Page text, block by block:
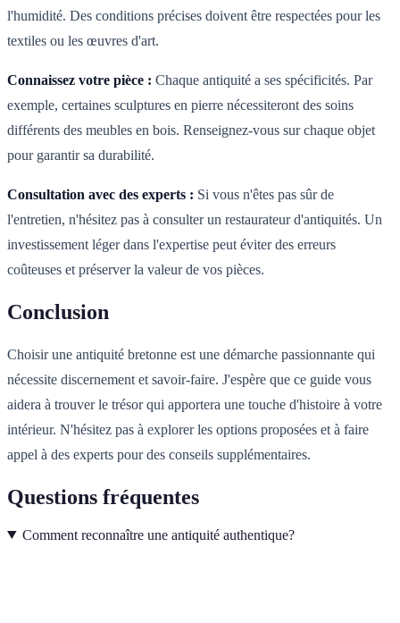
l'humidité. Des conditions précises doivent être respectées pour les
textiles ou les œuvres d'art.
Connaissez votre pièce : Chaque antiquité a ses spécificités. Par
exemple, certaines sculptures en pierre nécessiteront des soins
différents des meubles en bois. Renseignez-vous sur chaque objet
pour garantir sa durabilité.
Consultation avec des experts : Si vous n'êtes pas sûr de
l'entretien, n'hésitez pas à consulter un restaurateur d'antiquités. Un
investissement léger dans l'expertise peut éviter des erreurs
coûteuses et préserver la valeur de vos pièces.
Conclusion
Choisir une antiquité bretonne est une démarche passionnante qui
nécessite discernement et savoir-faire. J'espère que ce guide vous
aidera à trouver le trésor qui apportera une touche d'histoire à votre
intérieur. N'hésitez pas à explorer les options proposées et à faire
appel à des experts pour des conseils supplémentaires.
Questions fréquentes
Comment reconnaître une antiquité authentique?